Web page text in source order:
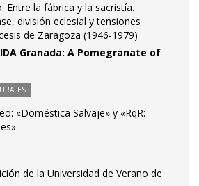
Entre la fábrica y la sacristía.
división eclesial y tensiones
de Zaragoza (1946-1979)
Granada: A Pomegranate of
«Doméstica Salvaje» y «RqR:
de la Universidad de Verano de